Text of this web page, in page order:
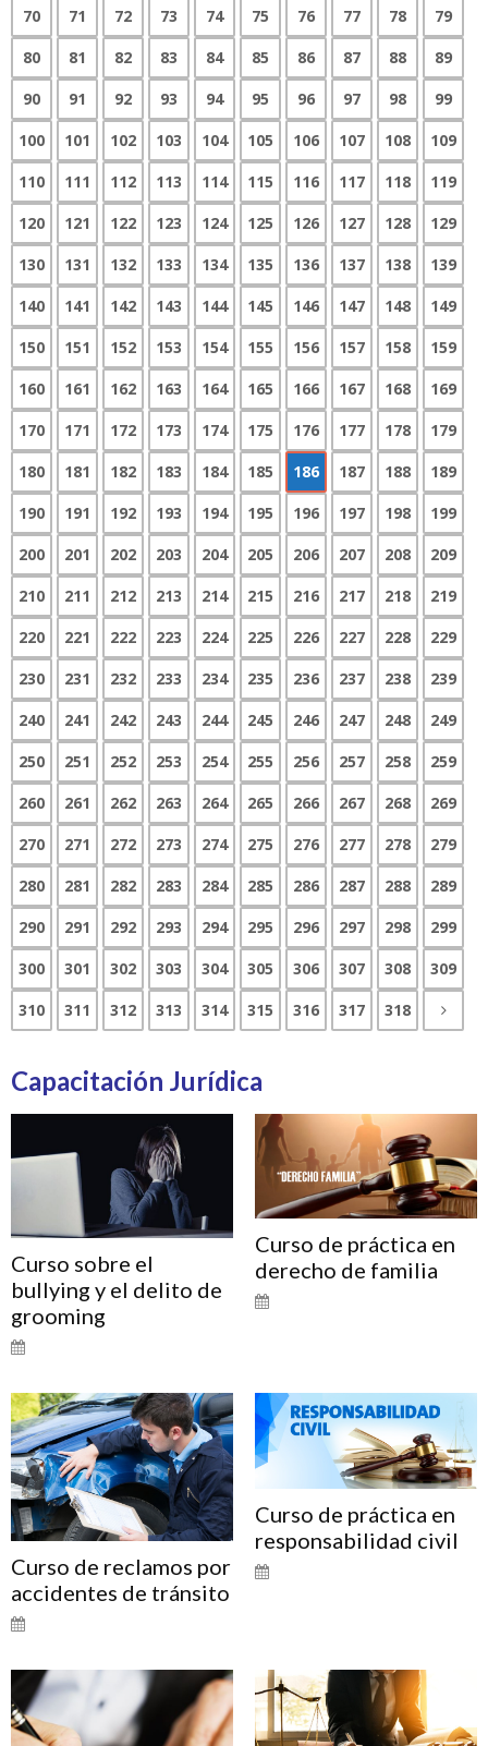
70 71 72 73 74 75 76 77 78
79
80
81 82 83 84 85 86 87 88
89
90
91 92 93 94 95 96 97 98
99
100
101 102 103 104 105 106 107 108
109
110
111 112 113 114 115 116 117 118
119
120
121 122 123 124 125 126 127 128
129
130
131 132 133 134 135 136 137 138
139
140
141 142 143 144 145 146 147 148
149
150
151 152 153 154 155 156 157 158
159
160
161 162 163 164 165 166 167 168
169
170
171 172 173 174 175 176 177 178
179
180
181 182 183 184 185 186 187 188
189
190
191 192 193 194 195 196 197 198
199
200
201 202 203 204 205 206 207 208
209
210
211 212 213 214 215 216 217 218
219
220
221 222 223 224 225 226 227 228
229
230
231 232 233 234 235 236 237 238
239
240
241 242 243 244 245 246 247 248
249
250
251 252 253 254 255 256 257 258
259
260
261 262 263 264 265 266 267 268
269
270
271 272 273 274 275 276 277 278
279
280
281 282 283 284 285 286 287 288
289
290
291 292 293 294 295 296 297 298
299
300
301 302 303 304 305 306 307 308
309
310
311 312 313 314 315 316 317 318
Capacitación Jurídica
Curso sobre el
bullying y el delito de
grooming
Curso de práctica en
derecho de familia
Curso de reclamos por
accidentes de tránsito
Curso de práctica en
responsabilidad civil